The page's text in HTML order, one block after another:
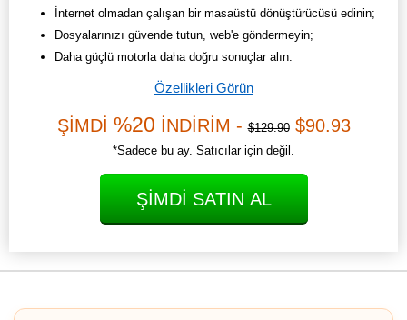
İnternet olmadan çalışan bir masaüstü dönüştürücüsü edinin;
Dosyalarınızı güvende tutun, web'e göndermeyin;
Daha güçlü motorla daha doğru sonuçlar alın.
Özellikleri Görün
ŞİMDİ %20 İNDİRİM -$129.90$90.93
*Sadece bu ay. Satıcılar için değil.
ŞIMDI SATIN AL